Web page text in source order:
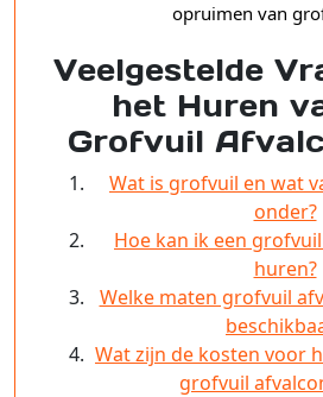
opruimen van
Veelgestelde
het Huren
Grofvuil
Wat is grofvuil en wat
onder?
Hoe kan ik een
huren?
Welke maten grofvuil
Wat zijn de kosten voor
grofvuil